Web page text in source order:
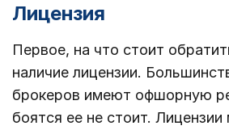
Лицензия
Первое, на что стоит
наличие лицензии.
брокеров имеют офшорную
боятся ее не стоит. Лицензии